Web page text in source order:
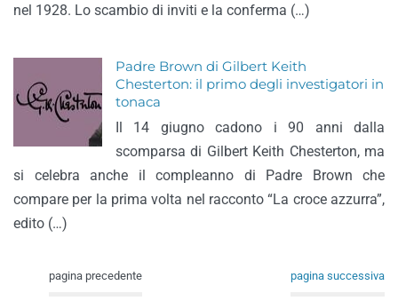
nel 1928. Lo scambio di inviti e la conferma (…)
Padre Brown di Gilbert Keith
Chesterton: il primo degli investigatori in
tonaca
Il 14 giugno cadono i 90 anni dalla
scomparsa di Gilbert Keith Chesterton, ma
si celebra anche il compleanno di Padre Brown che
compare per la prima volta nel racconto “La croce azzurra”,
edito (…)
pagina precedente pagina successiva